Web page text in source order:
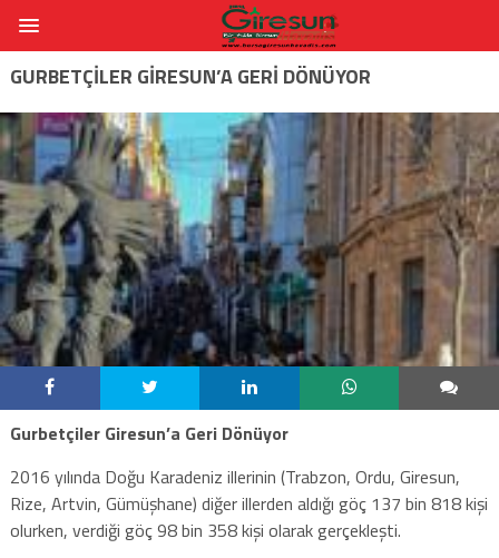
GURBETÇILER GIRESUN’A GERI DÖNÜYOR
Gurbetçiler Giresun’a Geri Dönüyor
2016 yılında Doğu Karadeniz illerinin (Trabzon, Ordu, Giresun,
Rize, Artvin, Gümüşhane) diğer illerden aldığı göç 137 bin 818 kişi
olurken, verdiği göç 98 bin 358 kişi olarak gerçekleşti.